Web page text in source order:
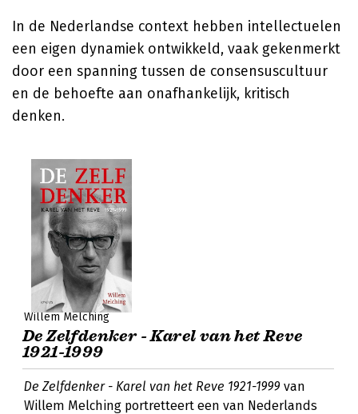
In de Nederlandse context hebben intellectuelen
een eigen dynamiek ontwikkeld, vaak gekenmerkt
door een spanning tussen de consensuscultuur
en de behoefte aan onafhankelijk, kritisch
denken.
Willem Melching
De Zelfdenker - Karel van het Reve
1921-1999
De Zelfdenker - Karel van het Reve 1921-1999 van
Willem Melching portretteert een van Nederlands